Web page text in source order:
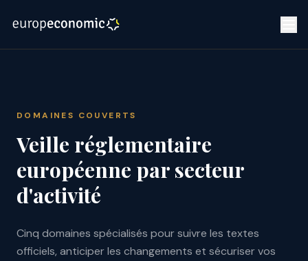
DOMAINES COUVERTS
Veille réglementaire
européenne par secteur
d'activité
Cinq domaines spécialisés pour suivre les textes
officiels, anticiper les changements et sécuriser vos